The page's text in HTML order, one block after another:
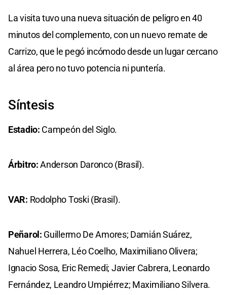
La visita tuvo una nueva situación de peligro en 40
minutos del complemento, con un nuevo remate de
Carrizo, que le pegó incómodo desde un lugar cercano
al área pero no tuvo potencia ni puntería.
Síntesis
Estadio: Campeón del Siglo.
Árbitro:Anderson Daronco (Brasil).
VAR: Rodolpho Toski (Brasil).
Peñarol: Guillermo De Amores; Damián Suárez,
Nahuel Herrera, Léo Coelho, Maximiliano Olivera;
Ignacio Sosa, Eric Remedi; Javier Cabrera, Leonardo
Fernández, Leandro Umpiérrez; Maximiliano Silvera.